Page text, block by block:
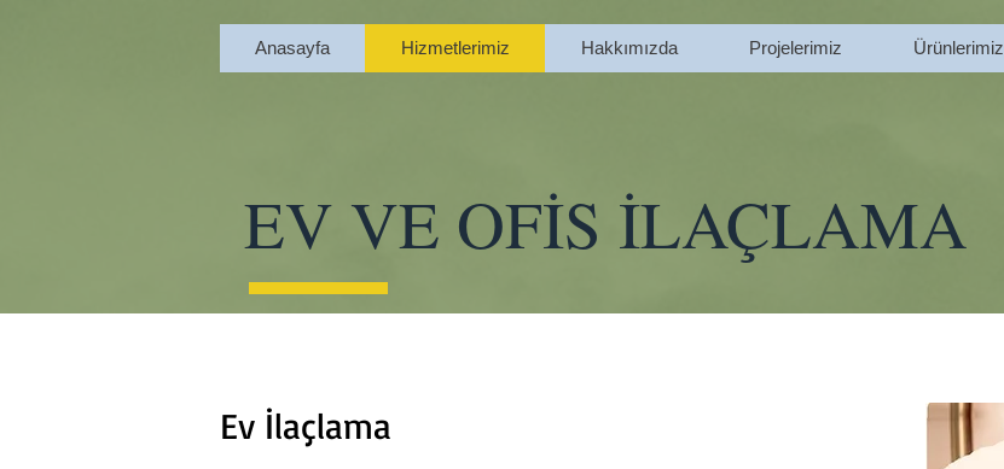
Anasayfa Hizmetlerimiz Hakkımızda Projelerimiz Ürünlerimiz
EV VE OFİS İLAÇLAMA
Ev İlaçlama